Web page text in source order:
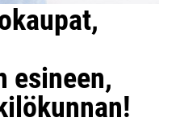
esineen,